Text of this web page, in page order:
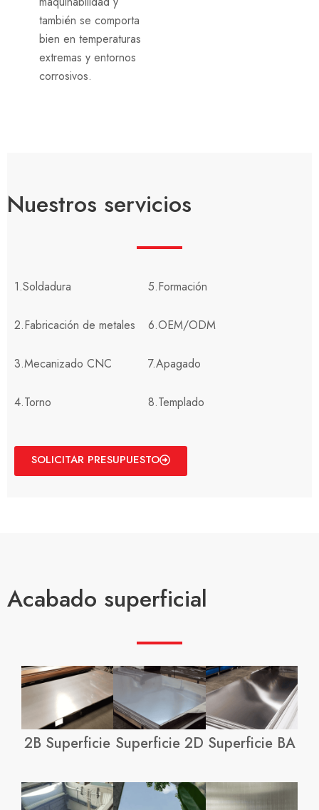
también se comporta
bien en temperaturas
extremas y entornos
corrosivos.
Nuestros servicios
1.Soldadura
2.Fabricación de metales
3.Mecanizado CNC
4.Torno
5.Formación
6.OEM/ODM
7.Apagado
8.Templado
SOLICITAR PRESUPUESTO
Acabado superficial
2B Superficie Superficie 2D Superficie BA